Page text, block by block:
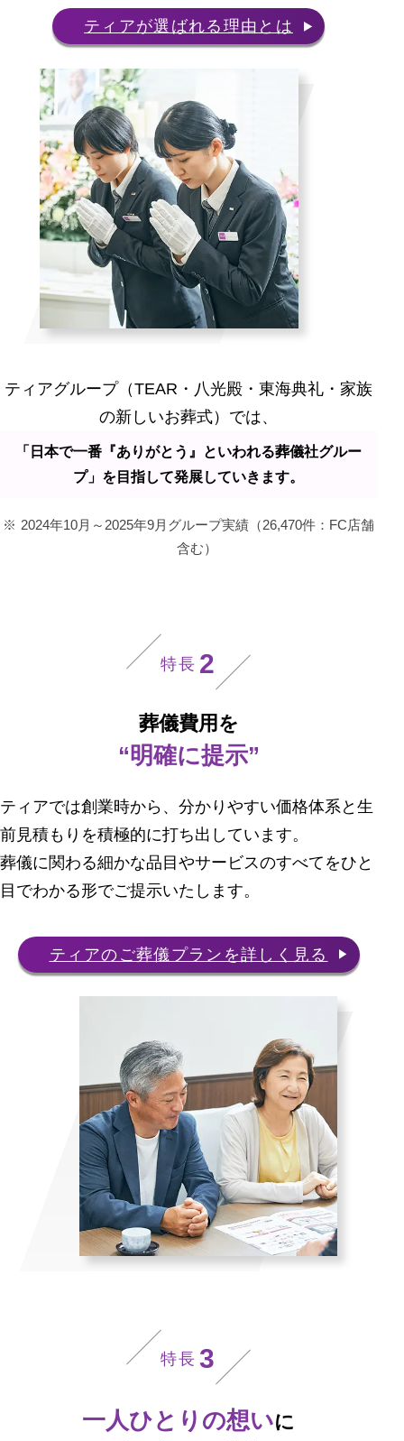
ティアが選ばれる理由とは
ティアグループ（TEAR・八光殿・東海典礼・家族
の新しいお葬式）では、
「日本で一番『ありがとう』といわれる葬儀社グルー
プ」を目指して発展していきます。
2024年10月～2025年9月グループ実績（26,470件：FC店舗
含む）
特長 2
葬儀費用を
“明確に提示”
ティアでは創業時から、分かりやすい価格体系と生
前見積もりを積極的に打ち出しています。
葬儀に関わる細かな品目やサービスのすべてをひと
目でわかる形でご提示いたします。
ティアのご葬儀プランを詳しく見る
特長 3
一人ひとりの想いに